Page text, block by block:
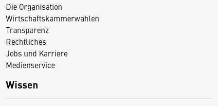
Die Organisation
Wirtschaftskammerwahlen
Transparenz
Rechtliches
Jobs und Karriere
Medienservice
Wissen